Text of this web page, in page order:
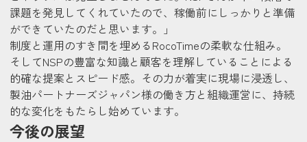
課題を発見してくれていたので、稼働前にしっかりと準備
ができていたのだと思います。」
制度と運用のすき間を埋めるRocoTimeの柔軟な仕組み。
そしてNSPの豊富な知識と顧客を理解していることによる
的確な提案とスピード感。その力が着実に現場に浸透し、
製油パートナーズジャパン様の働き方と組織運営に、持続
的な変化をもたらし始めています。
今後の展望